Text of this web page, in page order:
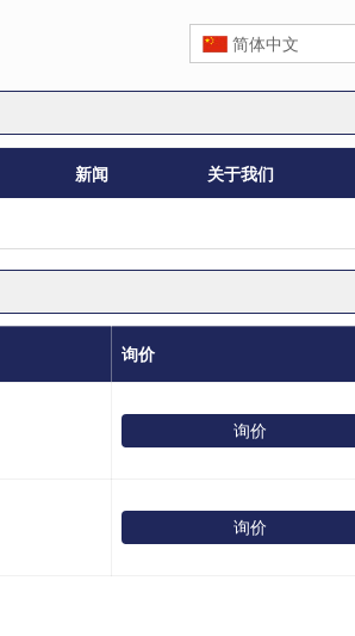
简体中文
新闻 关于我们
询价
询价
询价